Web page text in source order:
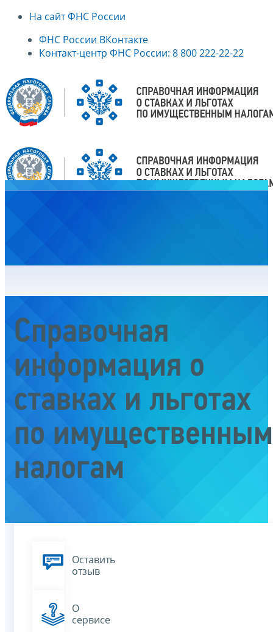
На сайт ФНС России
ФНС России ВКонтакте
Контакт-центр ФНС России: 8 800 222-22-22
Справочная
информация о
ставках и льготах
по имущественным
налогам
Оставить
отзыв
О
сервисе